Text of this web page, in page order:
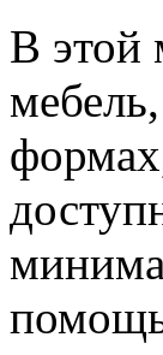
В этой